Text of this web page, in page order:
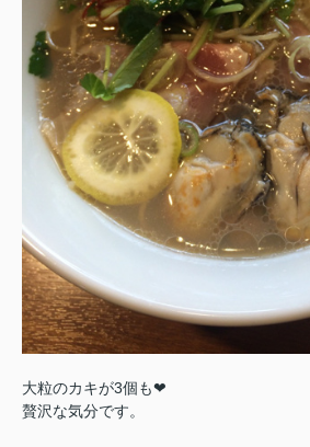
大粒のカキが3個も❤
贅沢な気分です。